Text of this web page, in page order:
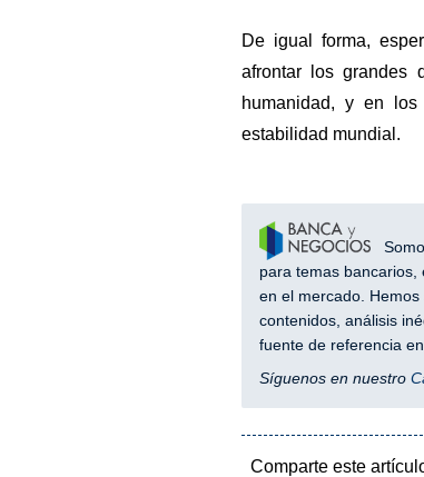
De igual forma,
afrontar los grandes
humanidad, y en
estabilidad mundial.
para temas bancarios,
en el mercado.
contenidos, análisis
fuente de referencia
Síguenos en nuestro
Comparte este